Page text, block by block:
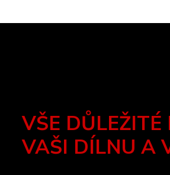
VŠE DŮLEŽITÉ
VAŠI DÍLNU A